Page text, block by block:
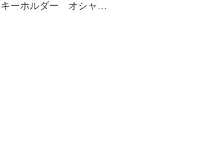
キーホルダー オシャレ